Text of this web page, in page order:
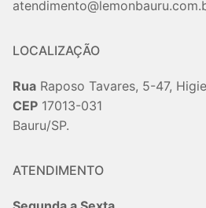
LOCALIZAÇÃO
Rua Raposo Tavares, 5-47,
CEP 17013-031
Bauru/SP.
ATENDIMENTO